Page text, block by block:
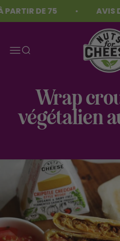
Skip to content
DE 75 AVIS
MenuRecherche
Nuts For
Wrap
végétalien